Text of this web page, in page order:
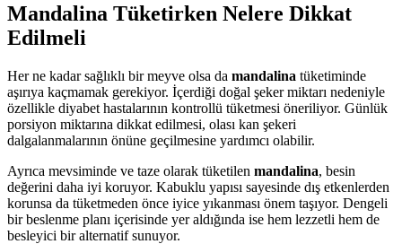
Mandalina Tüketirken Nelere Dikkat
Edilmeli
Her ne kadar sağlıklı bir meyve olsa da mandalina tüketiminde
aşırıya kaçmamak gerekiyor. İçerdiği doğal şeker miktarı nedeniyle
özellikle diyabet hastalarının kontrollü tüketmesi öneriliyor. Günlük
porsiyon miktarına dikkat edilmesi, olası kan şekeri
dalgalanmalarının önüne geçilmesine yardımcı olabilir.
Ayrıca mevsiminde ve taze olarak tüketilen mandalina, besin
değerini daha iyi koruyor. Kabuklu yapısı sayesinde dış etkenlerden
korunsa da tüketmeden önce iyice yıkanması önem taşıyor. Dengeli
bir beslenme planı içerisinde yer aldığında ise hem lezzetli hem de
besleyici bir alternatif sunuyor.